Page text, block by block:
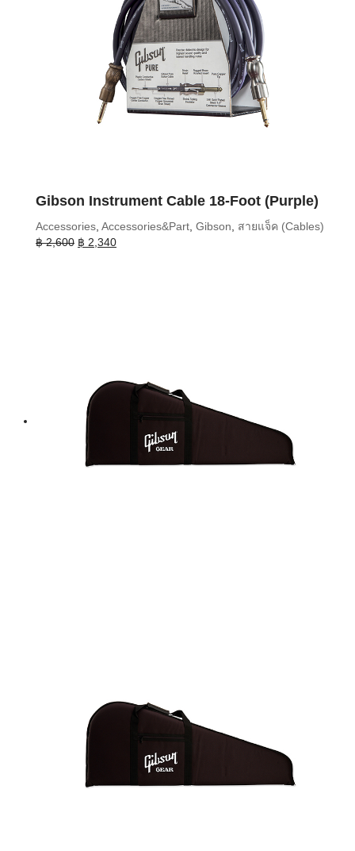
Gibson Instrument Cable 18-Foot (Purple)
Accessories, Accessories&Part, Gibson, สายแจ็ค (Cables)
฿2,600 Original
฿ 2,340Current